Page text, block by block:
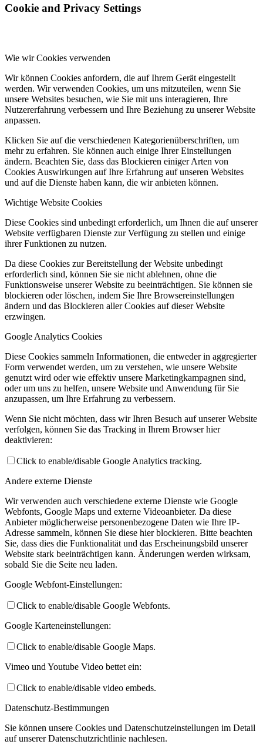
Cookie and Privacy Settings
Wie wir Cookies verwenden
Wir können Cookies anfordern, die auf Ihrem Gerät eingestellt
werden. Wir verwenden Cookies, um uns mitzuteilen, wenn Sie
unsere Websites besuchen, wie Sie mit uns interagieren, Ihre
Nutzererfahrung verbessern und Ihre Beziehung zu unserer Website
anpassen.
Klicken Sie auf die verschiedenen Kategorienüberschriften, um
mehr zu erfahren. Sie können auch einige Ihrer Einstellungen
ändern. Beachten Sie, dass das Blockieren einiger Arten von
Cookies Auswirkungen auf Ihre Erfahrung auf unseren Websites
und auf die Dienste haben kann, die wir anbieten können.
Wichtige Website Cookies
Diese Cookies sind unbedingt erforderlich, um Ihnen die auf unserer
Website verfügbaren Dienste zur Verfügung zu stellen und einige
ihrer Funktionen zu nutzen.
Da diese Cookies zur Bereitstellung der Website unbedingt
erforderlich sind, können Sie sie nicht ablehnen, ohne die
Funktionsweise unserer Website zu beeinträchtigen. Sie können sie
blockieren oder löschen, indem Sie Ihre Browsereinstellungen
ändern und das Blockieren aller Cookies auf dieser Website
erzwingen.
Google Analytics Cookies
Diese Cookies sammeln Informationen, die entweder in aggregierter
Form verwendet werden, um zu verstehen, wie unsere Website
genutzt wird oder wie effektiv unsere Marketingkampagnen sind,
oder um uns zu helfen, unsere Website und Anwendung für Sie
anzupassen, um Ihre Erfahrung zu verbessern.
Wenn Sie nicht möchten, dass wir Ihren Besuch auf unserer Website
verfolgen, können Sie das Tracking in Ihrem Browser hier
deaktivieren:
Click to enable/disable Google Analytics tracking.
Andere externe Dienste
Wir verwenden auch verschiedene externe Dienste wie Google
Webfonts, Google Maps und externe Videoanbieter. Da diese
Anbieter möglicherweise personenbezogene Daten wie Ihre IP-
Adresse sammeln, können Sie diese hier blockieren. Bitte beachten
Sie, dass dies die Funktionalität und das Erscheinungsbild unserer
Website stark beeinträchtigen kann. Änderungen werden wirksam,
sobald Sie die Seite neu laden.
Google Webfont-Einstellungen:
Click to enable/disable Google Webfonts.
Google Karteneinstellungen:
Click to enable/disable Google Maps.
Vimeo und Youtube Video bettet ein:
Click to enable/disable video embeds.
Datenschutz-Bestimmungen
Sie können unsere Cookies und Datenschutzeinstellungen im Detail
auf unserer Datenschutzrichtlinie nachlesen.